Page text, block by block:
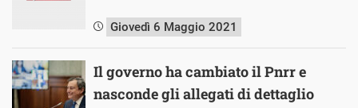
Giovedì 6 Maggio 2021
Il governo ha cambiato il Pnrr e
nasconde gli allegati di dettaglio